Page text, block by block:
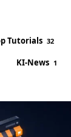
Tutorials 32
KI-News 1